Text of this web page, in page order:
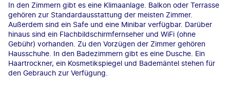
In den Zimmern gibt es eine Klimaanlage. Balkon oder Terrasse
gehören zur Standardausstattung der meisten Zimmer.
Außerdem sind ein Safe und eine Minibar verfügbar. Darüber
hinaus sind ein Flachbildschirmfernseher und WiFi (ohne
Gebühr) vorhanden. Zu den Vorzügen der Zimmer gehören
Hausschuhe. In den Badezimmern gibt es eine Dusche. Ein
Haartrockner, ein Kosmetikspiegel und Bademäntel stehen für
den Gebrauch zur Verfügung.